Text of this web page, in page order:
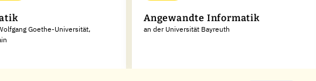
Goethe-Universität,
Angewandte Informatik
an der Universität Bayreuth